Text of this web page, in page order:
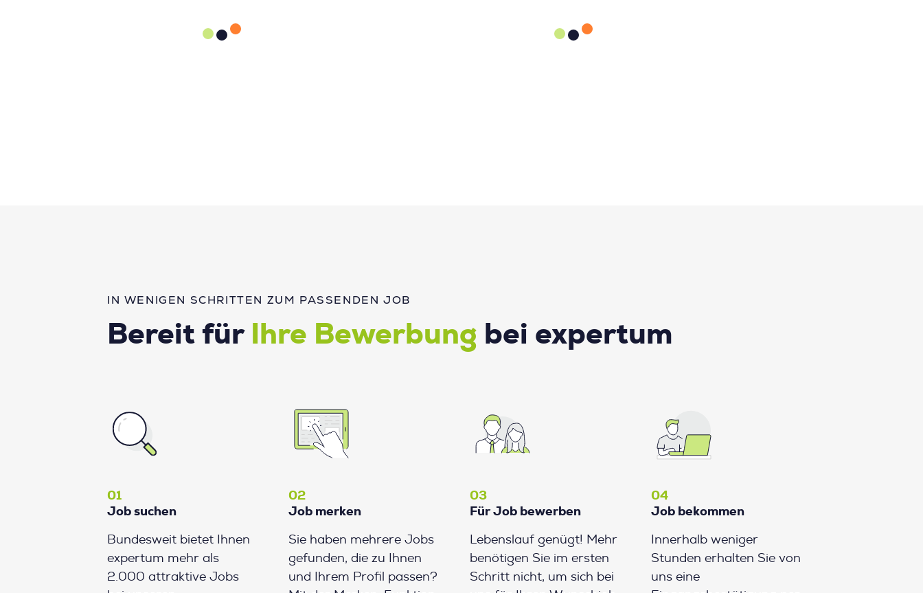
IN WENIGEN SCHRITTEN ZUM PASSENDEN JOB
Bereit für Ihre Bewerbung bei expertum
01
Job suchen
Bundesweit bietet Ihnen
expertum mehr als
2.000 attraktive Jobs
02
Job merken
Sie haben mehrere Jobs
gefunden, die zu Ihnen
und Ihrem Profil passen?
03
Für Job bewerben
Lebenslauf genügt! Mehr
benötigen Sie im ersten
Schritt nicht, um sich bei
04
Job bekommen
Innerhalb weniger
Stunden erhalten Sie von
uns eine